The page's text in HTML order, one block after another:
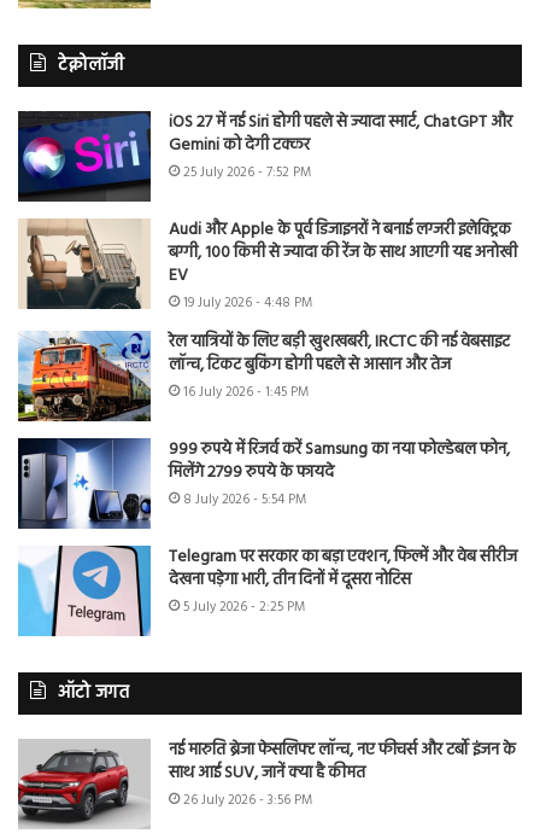
टेक्नोलॉजी
iOS 27 में नई Siri होगी पहले से ज्यादा स्मार्ट, ChatGPT और
Gemini को देगी टक्कर
25 July 2026 - 7:52 PM
Audi और Apple के पूर्व डिजाइनरों ने बनाई लग्जरी इलेक्ट्रिक
बग्गी, 100 किमी से ज्यादा की रेंज के साथ आएगी यह अनोखी
EV
19 July 2026 - 4:48 PM
रेल यात्रियों के लिए बड़ी खुशखबरी, IRCTC की नई वेबसाइट
लॉन्च, टिकट बुकिंग होगी पहले से आसान और तेज
16 July 2026 - 1:45 PM
999 रुपये में रिजर्व करें Samsung का नया फोल्डेबल फोन,
मिलेंगे 2799 रुपये के फायदे
8 July 2026 - 5:54 PM
Telegram पर सरकार का बड़ा एक्शन, फिल्में और वेब सीरीज
देखना पड़ेगा भारी, तीन दिनों में दूसरा नोटिस
5 July 2026 - 2:25 PM
ऑटो जगत
नई मारुति ब्रेजा फेसलिफ्ट लॉन्च, नए फीचर्स और टर्बो इंजन के
साथ आई SUV, जानें क्या है कीमत
26 July 2026 - 3:56 PM